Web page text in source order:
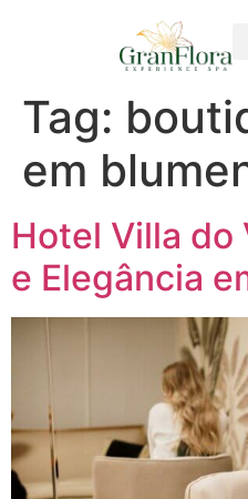
Tag:
em
Hotel Villa do
e Elegância